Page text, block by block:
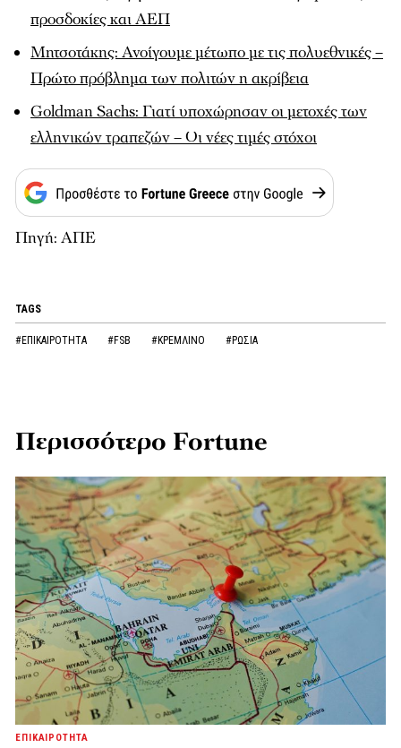
προσδοκίες και ΑΕΠ
Μητσοτάκης: Ανοίγουμε μέτωπο με τις πολυεθνικές –
Πρώτο πρόβλημα των πολιτών η ακρίβεια
Goldman Sachs: Γιατί υποχώρησαν οι μετοχές των
ελληνικών τραπεζών – Οι νέες τιμές στόχοι
Πηγή: ΑΠΕ
TAGS
#ΕΠΙΚΑΙΡΟΤΗΤΑ #FSB #ΚΡΕΜΛΙΝΟ #ΡΩΣΙΑ
Περισσότερο Fortune
ΕΠΙΚΑΙΡΟΤΗΤΑ